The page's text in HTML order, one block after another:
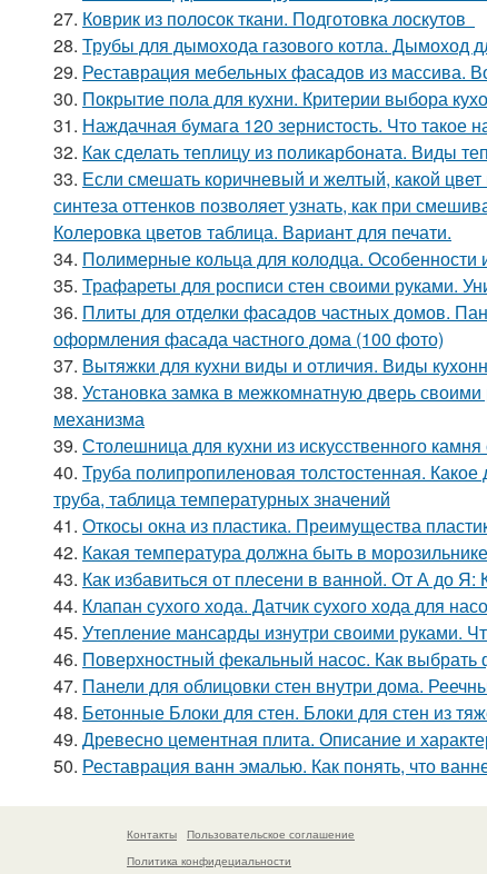
27. Коврик из полосок ткани. Подготовка лоскутов
28. Трубы для дымохода газового котла. Дымоход
29. Реставрация мебельных фасадов из массива.
30. Покрытие пола для кухни. Критерии выбора
31. Наждачная бумага 120 зернистость. Что такое
32. Как сделать теплицу из поликарбоната. Виды
33. Если смешать коричневый и желтый, какой
синтеза оттенков позволяет узнать, как при
Колеровка цветов таблица. Вариант для печати.
34. Полимерные кольца для колодца. Особенности
35. Трафареты для росписи стен своими руками.
36. Плиты для отделки фасадов частных домов.
оформления фасада частного дома (100 фото)
37. Вытяжки для кухни виды и отличия. Виды
38. Установка замка в межкомнатную дверь
механизма
39. Столешница для кухни из искусственного
40. Труба полипропиленовая толстостенная.
труба, таблица температурных значений
41. Откосы окна из пластика. Преимущества
42. Какая температура должна быть в
43. Как избавиться от плесени в ванной. От А до
44. Клапан сухого хода. Датчик сухого хода для
45. Утепление мансарды изнутри своими руками.
46. Поверхностный фекальный насос. Как выбрать
47. Панели для облицовки стен внутри дома.
48. Бетонные Блоки для стен. Блоки для стен из
49. Древесно цементная плита. Описание и
50. Реставрация ванн эмалью. Как понять, что
Контакты
Пользовательское соглашение
Политика конфидециальности